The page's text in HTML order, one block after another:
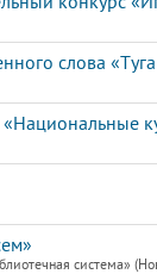
слова
система»